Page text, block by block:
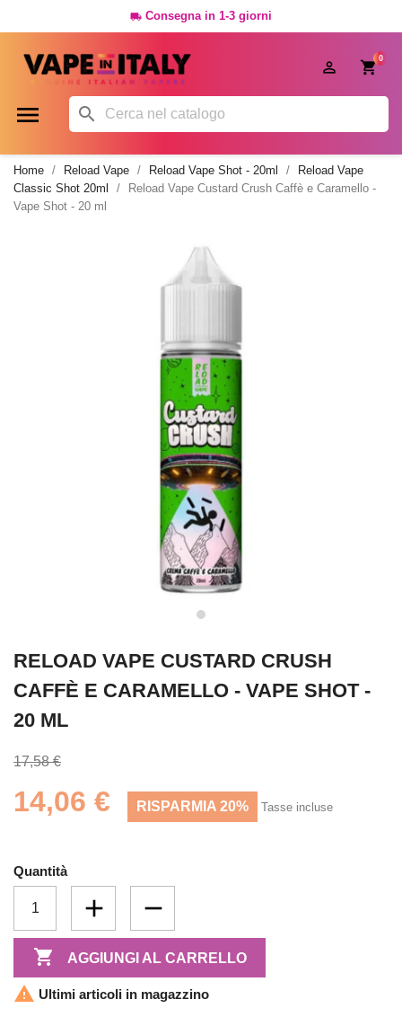
 Consegna in 1-3 giorni
0

 
Home Reload Vape Reload Vape Shot - 20ml
Reload Vape
Classic Shot 20ml
Reload Vape Custard Crush Caffè e Caramello -
Vape Shot - 20 ml
RELOAD VAPE CUSTARD CRUSH
CAFFÈ E CARAMELLO - VAPE SHOT -
20 ML
17,58 €
14,06 € RISPARMIA 20% Tasse incluse
Quantità
 AGGIUNGI AL CARRELLO
 Ultimi articoli in magazzino